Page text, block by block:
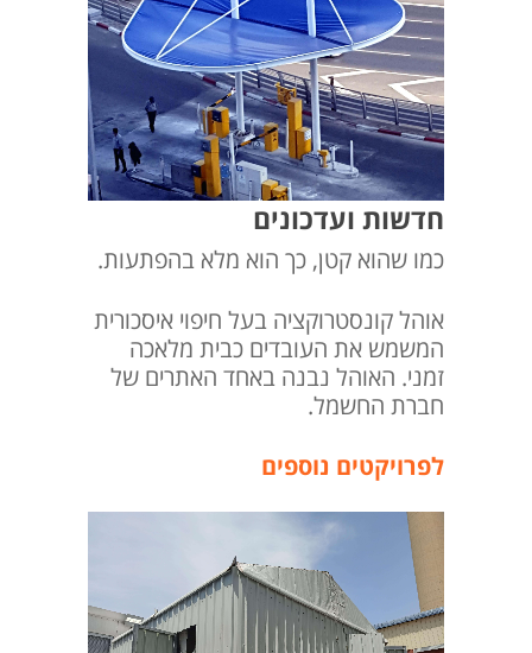
חדשות ועדכונים
כמו שהוא קטן, כך הוא מלא בהפתעות.
אוהל קונסטרוקציה בעל חיפוי איסכורית
המשמש את העובדים כבית מלאכה
זמני. האוהל נבנה באחד האתרים של
חברת החשמל.
לפרויקטים נוספים